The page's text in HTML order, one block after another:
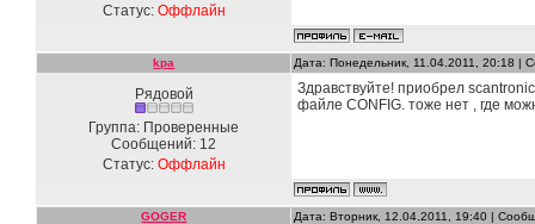
Статус: Оффлайн
kpa Дата: Понедельник, 11.04.2011, 20:18 |
Рядовой
Группа: Проверенные
Сообщений: 12
Статус: Оффлайн
Здравствуйте! приобрел
файле CONFIG. тоже нет , где
GOGER Дата: Вторник, 12.04.2011, 19:40 |